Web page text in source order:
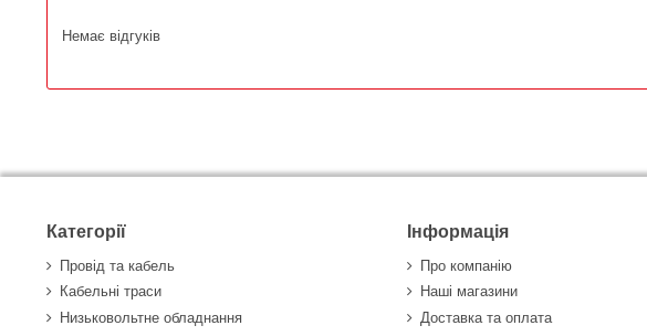
Немає відгуків
Категорії
Провід та кабель
Кабельні траси
Низьковольтне обладнання
Інформація
Про компанію
Наші магазини
Доставка та оплата